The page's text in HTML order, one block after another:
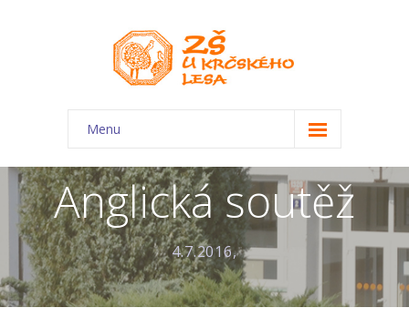
Menu
O škole
-- Charakteristika školy
-- Plán školního roku
-- Dokumenty
Anglická soutěž
4.7.2016,